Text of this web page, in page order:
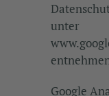
unter
Google